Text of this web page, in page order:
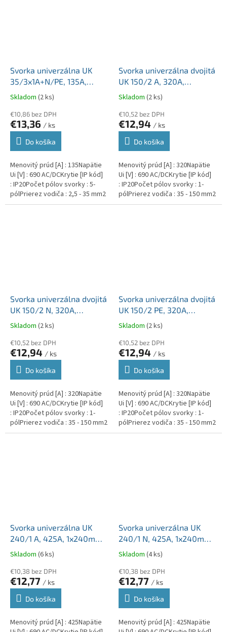
Svorka univerzálna UK
35/3x1A+N/PE, 135A,
5x35mm2 5pól, AL/CU,
krytá, 3 x
sivá/modrá/zeleno-žltá,
na DIN a Montážnu dosku
Skladom (2 ks)
€10,86 bez DPH
€13,36 / ks
Do košíka
Menovitý prúd [A] : 135Napätie
Ui [V] : 690 AC/DCKrytie [IP kód]
: IP20Počet pólov svorky : 5-
pólPrierez vodiča : 2,5 - 35 mm2
Svorka univerzálna dvojitá
UK 150/2 A, 320A,
2x150mm2 1pól., AL/CU,
krytá, sivá, na DIN a
Montážnu dosku
Skladom (2 ks)
€10,52 bez DPH
€12,94 / ks
Do košíka
Menovitý prúd [A] : 320Napätie
Ui [V] : 690 AC/DCKrytie [IP kód]
: IP20Počet pólov svorky : 1-
pólPrierez vodiča : 35 - 150 mm2
Svorka univerzálna dvojitá
UK 150/2 N, 320A,
2x150mm2 1pól., AL/CU,
krytá, modrá, na DIN a
Montážnu dosku
Skladom (2 ks)
€10,52 bez DPH
€12,94 / ks
Do košíka
Menovitý prúd [A] : 320Napätie
Ui [V] : 690 AC/DCKrytie [IP kód]
: IP20Počet pólov svorky : 1-
pólPrierez vodiča : 35 - 150 mm2
Svorka univerzálna dvojitá
UK 150/2 PE, 320A,
2x150mm2 1pól., AL/CU,
krytá, zeleno-žltá, na DIN
a Montážnu dosku
Skladom (2 ks)
€10,52 bez DPH
€12,94 / ks
Do košíka
Menovitý prúd [A] : 320Napätie
Ui [V] : 690 AC/DCKrytie [IP kód]
: IP20Počet pólov svorky : 1-
pólPrierez vodiča : 35 - 150 mm2
Svorka univerzálna UK
240/1 A, 425A, 1x240mm2
1pól., AL/CU, krytá, sivá,
na DIN a Montážnu dosku
Skladom (6 ks)
€10,38 bez DPH
€12,77 / ks
Do košíka
Menovitý prúd [A] : 425Napätie
Svorka univerzálna UK
240/1 N, 425A, 1x240mm2
1pól., AL/CU, krytá, modrá,
na DIN a Montážnu dosku
Skladom (4 ks)
€10,38 bez DPH
€12,77 / ks
Do košíka
Menovitý prúd [A] : 425Napätie